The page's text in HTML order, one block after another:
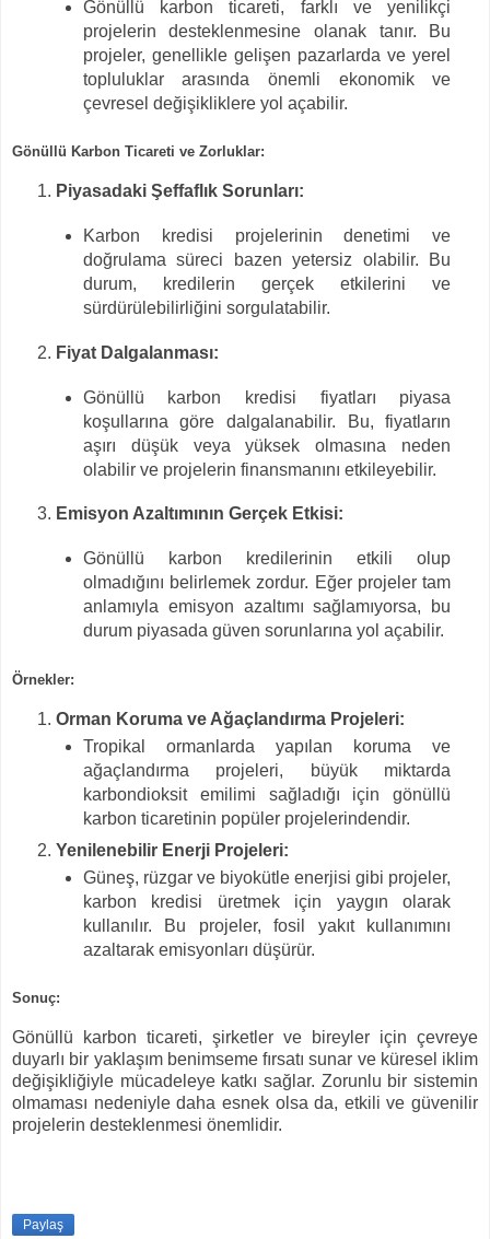
Gönüllü karbon ticareti, farklı ve yenilikçi
projelerin desteklenmesine olanak tanır. Bu
projeler, genellikle gelişen pazarlarda ve yerel
topluluklar arasında önemli ekonomik ve
çevresel değişikliklere yol açabilir.
Gönüllü Karbon Ticareti ve Zorluklar:
Piyasadaki Şeffaflık Sorunları:
Karbon kredisi projelerinin denetimi ve
doğrulama süreci bazen yetersiz olabilir. Bu
durum, kredilerin gerçek etkilerini ve
sürdürülebilirliğini sorgulatabilir.
Fiyat Dalgalanması:
Gönüllü karbon kredisi fiyatları piyasa
koşullarına göre dalgalanabilir. Bu, fiyatların
aşırı düşük veya yüksek olmasına neden
olabilir ve projelerin finansmanını etkileyebilir.
Emisyon Azaltımının Gerçek Etkisi:
Gönüllü karbon kredilerinin etkili olup
olmadığını belirlemek zordur. Eğer projeler tam
anlamıyla emisyon azaltımı sağlamıyorsa, bu
durum piyasada güven sorunlarına yol açabilir.
Örnekler:
Orman Koruma ve Ağaçlandırma Projeleri:
Tropikal ormanlarda yapılan koruma ve
ağaçlandırma projeleri, büyük miktarda
karbondioksit emilimi sağladığı için gönüllü
karbon ticaretinin popüler projelerindendir.
Yenilenebilir Enerji Projeleri:
Güneş, rüzgar ve biyokütle enerjisi gibi projeler,
karbon kredisi üretmek için yaygın olarak
kullanılır. Bu projeler, fosil yakıt kullanımını
azaltarak emisyonları düşürür.
Sonuç:
Gönüllü karbon ticareti, şirketler ve bireyler için çevreye
duyarlı bir yaklaşım benimseme fırsatı sunar ve küresel iklim
değişikliğiyle mücadeleye katkı sağlar. Zorunlu bir sistemin
olmaması nedeniyle daha esnek olsa da, etkili ve güvenilir
projelerin desteklenmesi önemlidir.
Paylaş